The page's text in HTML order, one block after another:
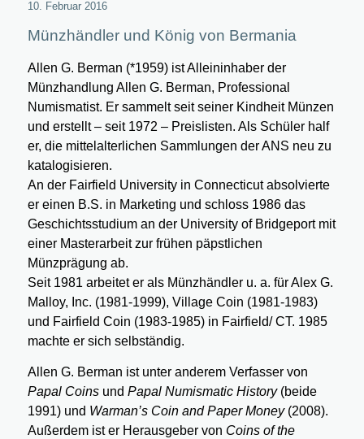
10. Februar 2016
Münzhändler und König von Bermania
Allen G. Berman (*1959) ist Alleininhaber der
Münzhandlung Allen G. Berman, Professional
Numismatist. Er sammelt seit seiner Kindheit Münzen
und erstellt – seit 1972 – Preislisten. Als Schüler half
er, die mittelalterlichen Sammlungen der ANS neu zu
katalogisieren.
An der Fairfield University in Connecticut absolvierte
er einen B.S. in Marketing und schloss 1986 das
Geschichtsstudium an der University of Bridgeport mit
einer Masterarbeit zur frühen päpstlichen
Münzprägung ab.
Seit 1981 arbeitet er als Münzhändler u. a. für Alex G.
Malloy, Inc. (1981-1999), Village Coin (1981-1983)
und Fairfield Coin (1983-1985) in Fairfield/ CT. 1985
machte er sich selbständig.
Allen G. Berman ist unter anderem Verfasser von
Papal Coinsund Papal Numismatic History(beide
1991) und Warman’s Coin and Paper Money(2008).
Außerdem ist er Herausgeber von Coins of the